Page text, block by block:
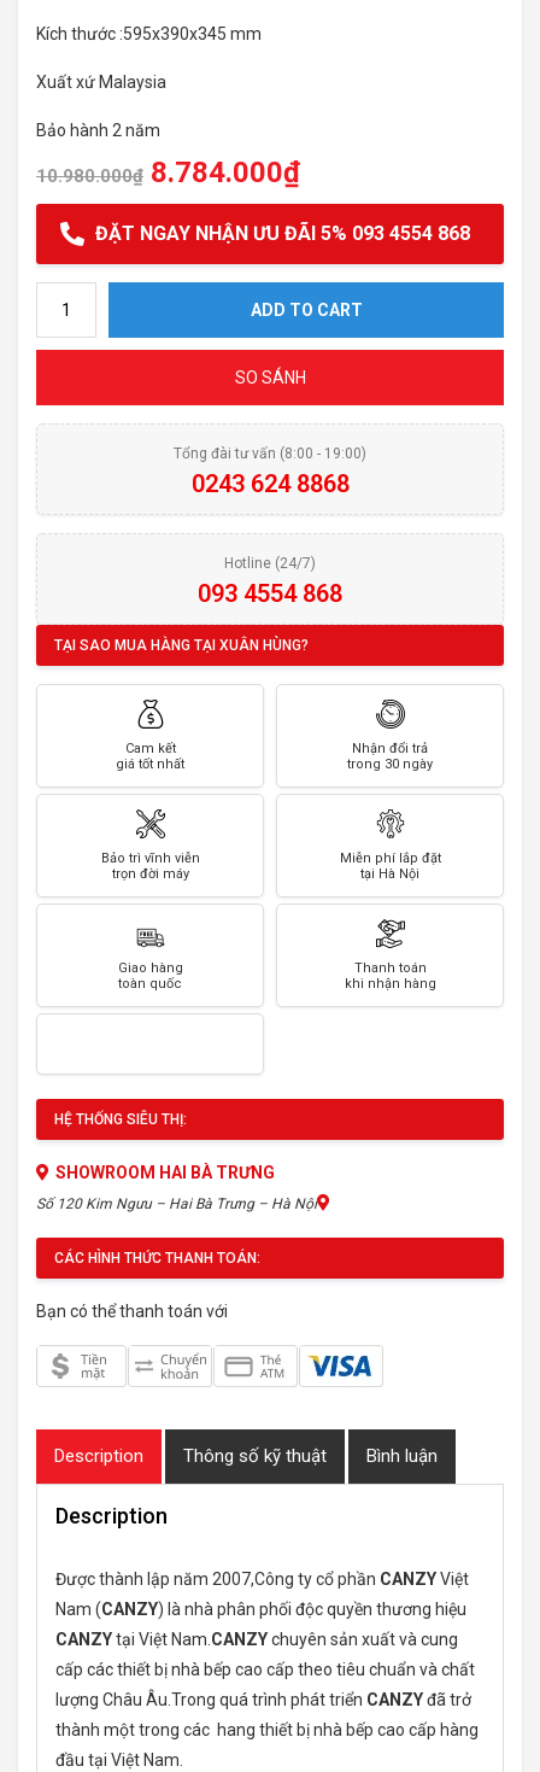
Kích thước :595x390x345 mm
Xuất xứ Malaysia
Bảo hành 2 năm
10.980.000₫ 8.784.000₫
ĐẶT NGAY NHẬN ƯU ĐÃI 5% 093 4554 868
ADD TO CART
SO SÁNH
Tổng đài tư vấn (8:00 - 19:00)
0243 624 8868
Hotline (24/7)
093 4554 868
TẠI SAO MUA HÀNG TẠI XUÂN HÙNG?
Cam kết
giá tốt nhất
Nhận đổi trả
trong 30 ngày
Bảo trì vĩnh viễn
trọn đời máy
Miễn phí lắp đặt
tại Hà Nội
Giao hàng
toàn quốc
Thanh toán
khi nhận hàng
HỆ THỐNG SIÊU THỊ:
SHOWROOM HAI BÀ TRƯNG
Số 120 Kim Ngưu – Hai Bà Trưng – Hà Nội
CÁC HÌNH THỨC THANH TOÁN:
Bạn có thể thanh toán với
Description Thông số kỹ thuật Bình luận
Description
Được thành lập năm 2007,Công ty cổ phần CANZYViệt
Nam (CANZY) là nhà phân phối độc quyền thương hiệu
CANZYtại Việt Nam.CANZYchuyên sản xuất và cung
cấp các thiết bị nhà bếp cao cấp theo tiêu chuẩn và chất
lượng Châu Âu.Trong quá trình phát triển CANZYđã trở
thành một trong các hang thiết bị nhà bếp cao cấp hàng
đầu tại Việt Nam.